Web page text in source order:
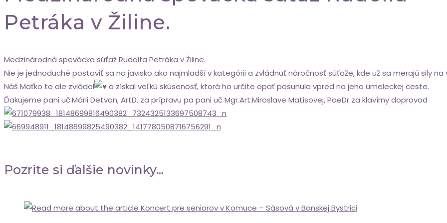
Petráka v Žiline.
Medzinárodná spevácka súťaž Rudolfa Petráka v Žiline.
Nie je jednoduché postaviť sa na javisko ako najmladší v kategórii a zvládnuť náročnosť súťaže, kde už sa merajú sily na
Náš Maťko to ale zvládol
a získal veľkú skúsenosť, ktorá ho určite opäť posunula vpred na jeho umeleckej ceste.
Ďakujeme pani uč.Márii Detvan, ArtD. za prípravu pa pani uč Mgr.Art.Miroslave Matisovej, PaeDr za klavírny doprovod
Pozrite si ďalšie novinky...